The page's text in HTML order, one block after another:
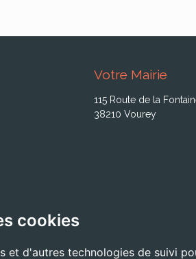
cookies
et d'autres technologies de suivi
Votre Mairie
115 Route de la
38210 Vourey